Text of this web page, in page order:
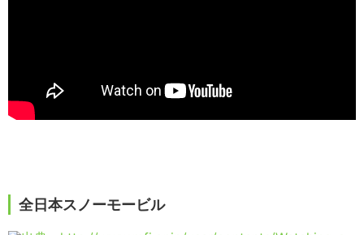
全日本スノーモービル